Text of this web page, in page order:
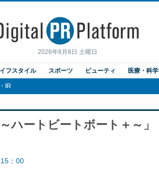
2026年8月8日 土曜日
フスタイル スポーツ ビューティ 医療・科学
IR
ハートビートボート＋～」
15：00